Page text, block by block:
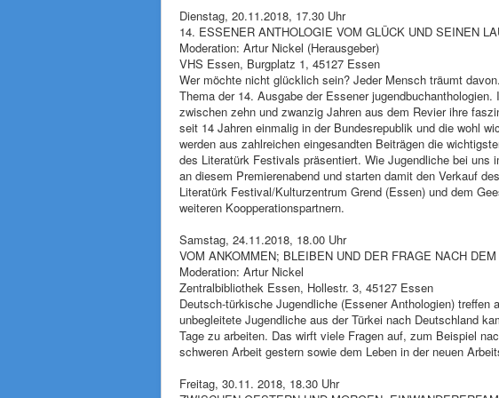
Dienstag, 20.11.2018, 17.30 Uhr
14. ESSENER ANTHOLOGIE VOM GLÜCK UND SEINEN
Moderation: Artur Nickel (Herausgeber)
VHS Essen, Burgplatz 1, 45127 Essen
Wer möchte nicht glücklich sein? Jeder Mensch träumt
Thema der 14. Ausgabe der Essener
zwischen zehn und zwanzig Jahren aus dem Revier ihre
seit 14 Jahren einmalig in der Bundesrepublik und die wohl
werden aus zahlreichen eingesandten Beiträgen die
des Literatürk Festivals präsentiert. Wie Jugendliche bei
an diesem Premierenabend und starten damit den Verkauf
Literatürk Festival/Kulturzentrum Grend (Essen) und dem
weiteren Koopperationspartnern.
Samstag, 24.11.2018, 18.00 Uhr
VOM ANKOMMEN; BLEIBEN UND DER FRAGE NACH
Moderation: Artur Nickel
Zentralbibliothek Essen, Hollestr. 3, 45127 Essen
Deutsch-türkische Jugendliche (Essener Anthologien)
unbegleitete Jugendliche aus der Türkei nach Deutschland
Tage zu arbeiten. Das wirft viele Fragen auf, zum Beispiel
schweren Arbeit gestern sowie dem Leben in der neuen
Freitag, 30.11. 2018, 18.30 Uhr